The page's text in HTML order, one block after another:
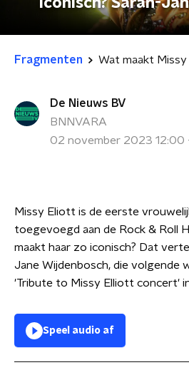
Fragmenten
De Nieuws BV
BNNVARA
02 november 2023 12:00
Missy Eliott is de eerste
toegevoegd aan de Rock & Roll
maakt haar zo iconisch? Dat
Jane Wijdenbosch, die volgende
'Tribute to Missy Elliott concert'
Speel audio af